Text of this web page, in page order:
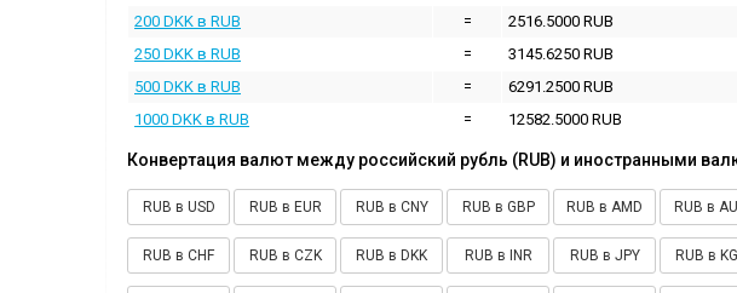
200 DKK в RUB
=
2516.5000 RUB
250 DKK в RUB
=
3145.6250 RUB
500 DKK в RUB
=
6291.2500 RUB
1000 DKK в RUB
= 12582.5000 RUB
Конвертация валют между российский рубль (RUB) и иностранными
RUB в USD RUB в EUR RUB в CNY RUB в GBP RUB в AMD RUB в
RUB в CHF RUB в CZK RUB в DKK RUB в INR RUB в JPY RUB в